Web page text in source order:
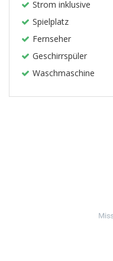
Strom inklusive
Spielplatz
Fernseher
Geschirrspüler
Waschmaschine